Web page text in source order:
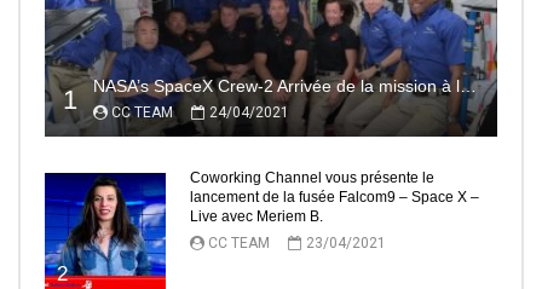
1 NASA’s SpaceX Crew-2 Arrivée de la mission à la Station Spatiale Internationale Partie2
CC TEAM 24/04/2021
2
Coworking Channel vous présente le
lancement de la fusée Falcom9 – Space X –
Live avec Meriem B.
CC TEAM
23/04/2021